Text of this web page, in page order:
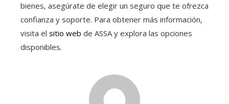
bienes, asegúrate de elegir un seguro que te ofrezca
confianza y soporte. Para obtener más información,
visita el sitio web de ASSA y explora las opciones
disponibles.